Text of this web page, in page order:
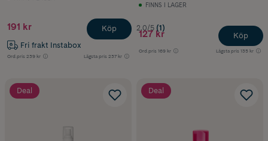
191 kr
Fri frakt Instabox
Ord.pris 239 kr Lägsta pris 237 kr
Köp
FINNS I LAGER
2.0/5 (1)
127 kr
Ord.pris 169 kr Lägsta pris 135 kr
Köp
Deal Deal